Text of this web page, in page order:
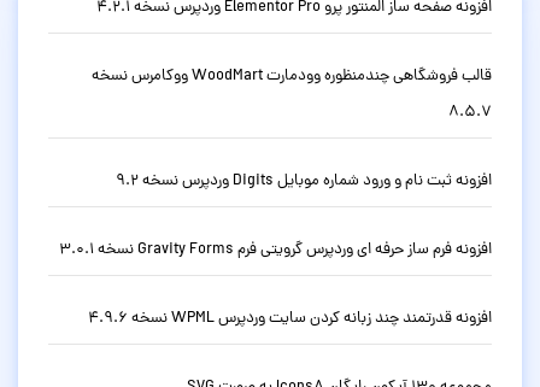
افزونه صفحه ساز المنتور پرو Elementor Pro وردپرس نسخه 4.2.1
قالب فروشگاهی چندمنظوره وودمارت WoodMart ووکامرس نسخه
8.5.7
افزونه ثبت نام و ورود شماره موبایل Digits وردپرس نسخه 9.2
افزونه فرم ساز حرفه ای وردپرس گرویتی فرم Gravity Forms نسخه 3.0.1
افزونه قدرتمند چند زبانه کردن سایت وردپرس WPML نسخه 4.9.6